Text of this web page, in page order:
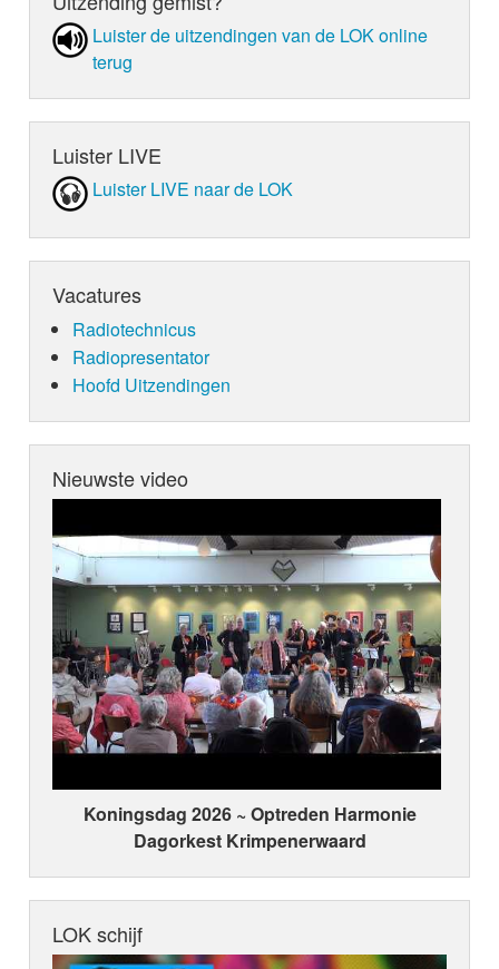
Luister de uit­zen­din­gen van de LOK online
terug
Luister LIVE
Luister LIVE naar de LOK
Vacatures
Radiotechnicus
Radiopresentator
Hoofd Uitzendingen
Nieuwste video
Koningsdag 2026 ~ Optreden Harmonie
Dagorkest Krimpenerwaard
LOK schijf